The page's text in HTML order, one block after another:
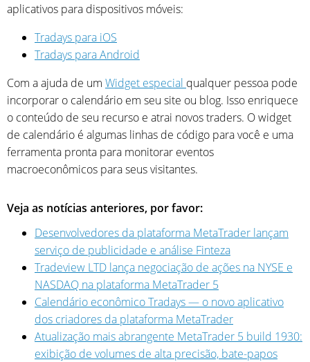
aplicativos para dispositivos móveis:
Tradays para iOS
Tradays para Android
Com a ajuda de um Widget especial qualquer pessoa pode
incorporar o calendário em seu site ou blog. Isso enriquece
o conteúdo de seu recurso e atrai novos traders. O widget
de calendário é algumas linhas de código para você e uma
ferramenta pronta para monitorar eventos
macroeconômicos para seus visitantes.
Veja as notícias anteriores, por favor:
Desenvolvedores da plataforma MetaTrader lançam
serviço de publicidade e análise Finteza
Tradeview LTD lança negociação de ações na NYSE e
NASDAQ na plataforma MetaTrader 5
Calendário econômico Tradays — o novo aplicativo
dos criadores da plataforma MetaTrader
Atualização mais abrangente MetaTrader 5 build 1930:
exibição de volumes de alta precisão, bate-papos